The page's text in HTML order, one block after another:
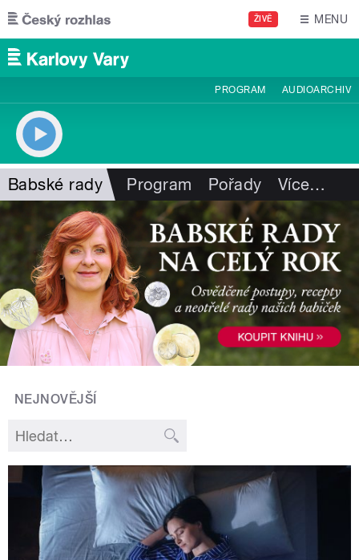
Přejít k hlavnímu obsahu
ŽIVĚ MENU
PROGRAM AUDIOARCHIV
Babské rady Program Pořady Více…
NEJNOVĚJŠÍ